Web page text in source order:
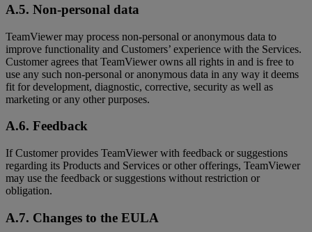
A.5. Non-personal data
TeamViewer may process non-personal or anonymous data to
improve functionality and Customers’ experience with the Services.
Customer agrees that TeamViewer owns all rights in and is free to
use any such non-personal or anonymous data in any way it deems
fit for development, diagnostic, corrective, security as well as
marketing or any other purposes.
A.6. Feedback
If Customer provides TeamViewer with feedback or suggestions
regarding its Products and Services or other offerings, TeamViewer
may use the feedback or suggestions without restriction or
obligation.
A.7. Changes to the EULA